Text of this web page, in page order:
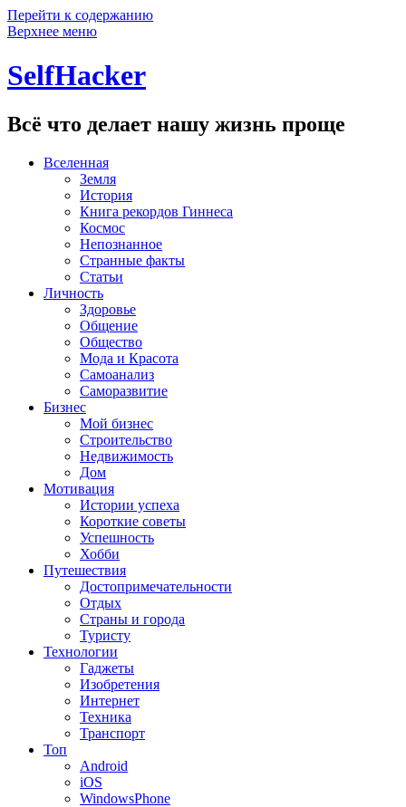
Перейти к содержанию
Верхнее меню
SelfHacker
Всё что делает нашу жизнь проще
Вселенная
Земля
История
Книга рекордов Гиннеса
Космос
Непознанное
Странные факты
Статьи
Личность
Здоровье
Общение
Общество
Мода и Красота
Самоанализ
Саморазвитие
Бизнес
Мой бизнес
Строительство
Недвижимость
Дом
Мотивация
Истории успеха
Короткие советы
Успешность
Хобби
Путешествия
Достопримечательности
Отдых
Страны и города
Туристу
Технологии
Гаджеты
Изобретения
Интернет
Техника
Транспорт
Топ
Android
iOS
WindowsPhone